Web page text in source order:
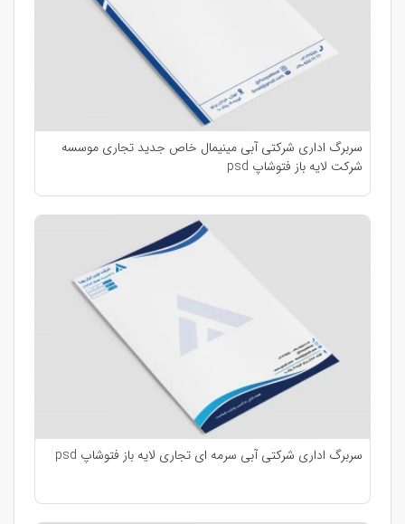
سربرگ اداری شرکتی آبی مینیمال خاص جدید تجاری موسسه
شرکت لایه باز فتوشاپ psd
سربرگ اداری شرکتی آبی سرمه ای تجاری لایه باز فتوشاپ psd